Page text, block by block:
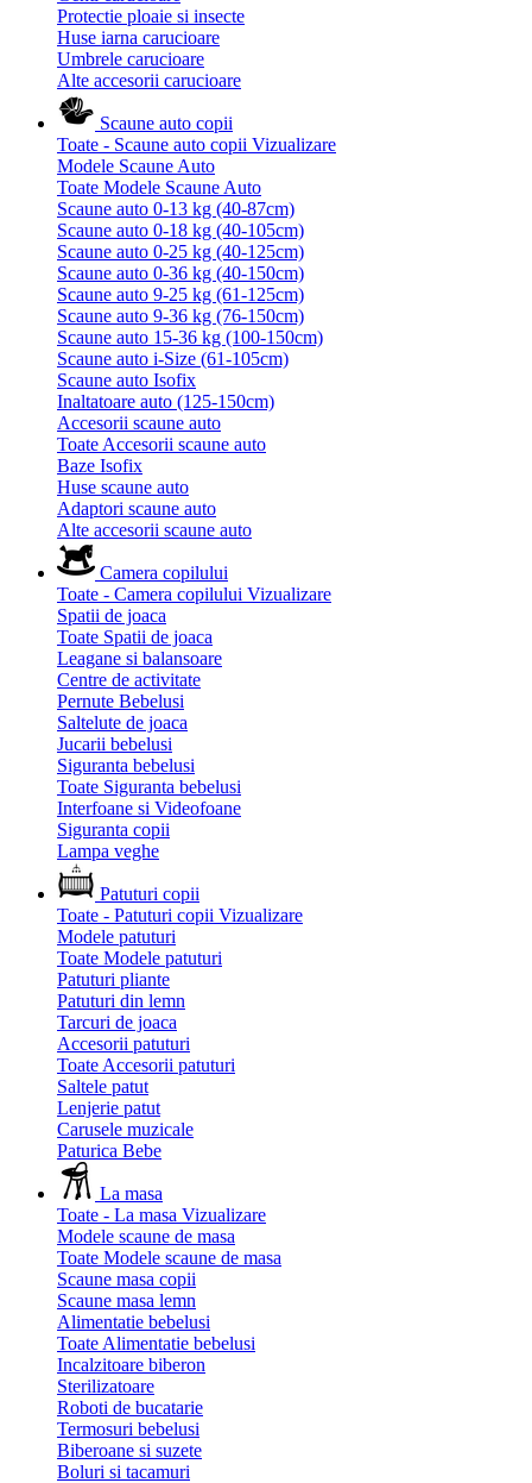
Protectie ploaie si insecte
Huse iarna carucioare
Umbrele carucioare
Alte accesorii carucioare
Scaune auto copii
Toate - Scaune auto copii Vizualizare
Modele Scaune Auto
Toate Modele Scaune Auto
Scaune auto 0-13 kg (40-87cm)
Scaune auto 0-18 kg (40-105cm)
Scaune auto 0-25 kg (40-125cm)
Scaune auto 0-36 kg (40-150cm)
Scaune auto 9-25 kg (61-125cm)
Scaune auto 9-36 kg (76-150cm)
Scaune auto 15-36 kg (100-150cm)
Scaune auto i-Size (61-105cm)
Scaune auto Isofix
Inaltatoare auto (125-150cm)
Accesorii scaune auto
Toate Accesorii scaune auto
Baze Isofix
Huse scaune auto
Adaptori scaune auto
Alte accesorii scaune auto
Camera copilului
Toate - Camera copilului Vizualizare
Spatii de joaca
Toate Spatii de joaca
Leagane si balansoare
Centre de activitate
Pernute Bebelusi
Saltelute de joaca
Jucarii bebelusi
Siguranta bebelusi
Toate Siguranta bebelusi
Interfoane si Videofoane
Siguranta copii
Lampa veghe
Patuturi copii
Toate - Patuturi copii Vizualizare
Modele patuturi
Toate Modele patuturi
Patuturi pliante
Patuturi din lemn
Tarcuri de joaca
Accesorii patuturi
Toate Accesorii patuturi
Saltele patut
Lenjerie patut
Carusele muzicale
Paturica Bebe
La masa
Toate - La masa Vizualizare
Modele scaune de masa
Toate Modele scaune de masa
Scaune masa copii
Scaune masa lemn
Alimentatie bebelusi
Toate Alimentatie bebelusi
Incalzitoare biberon
Sterilizatoare
Roboti de bucatarie
Termosuri bebelusi
Biberoane si suzete
Boluri si tacamuri